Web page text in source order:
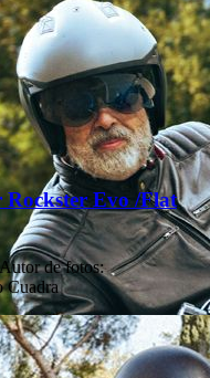
Evo /Flat
Autor de fotos:
Cuadra